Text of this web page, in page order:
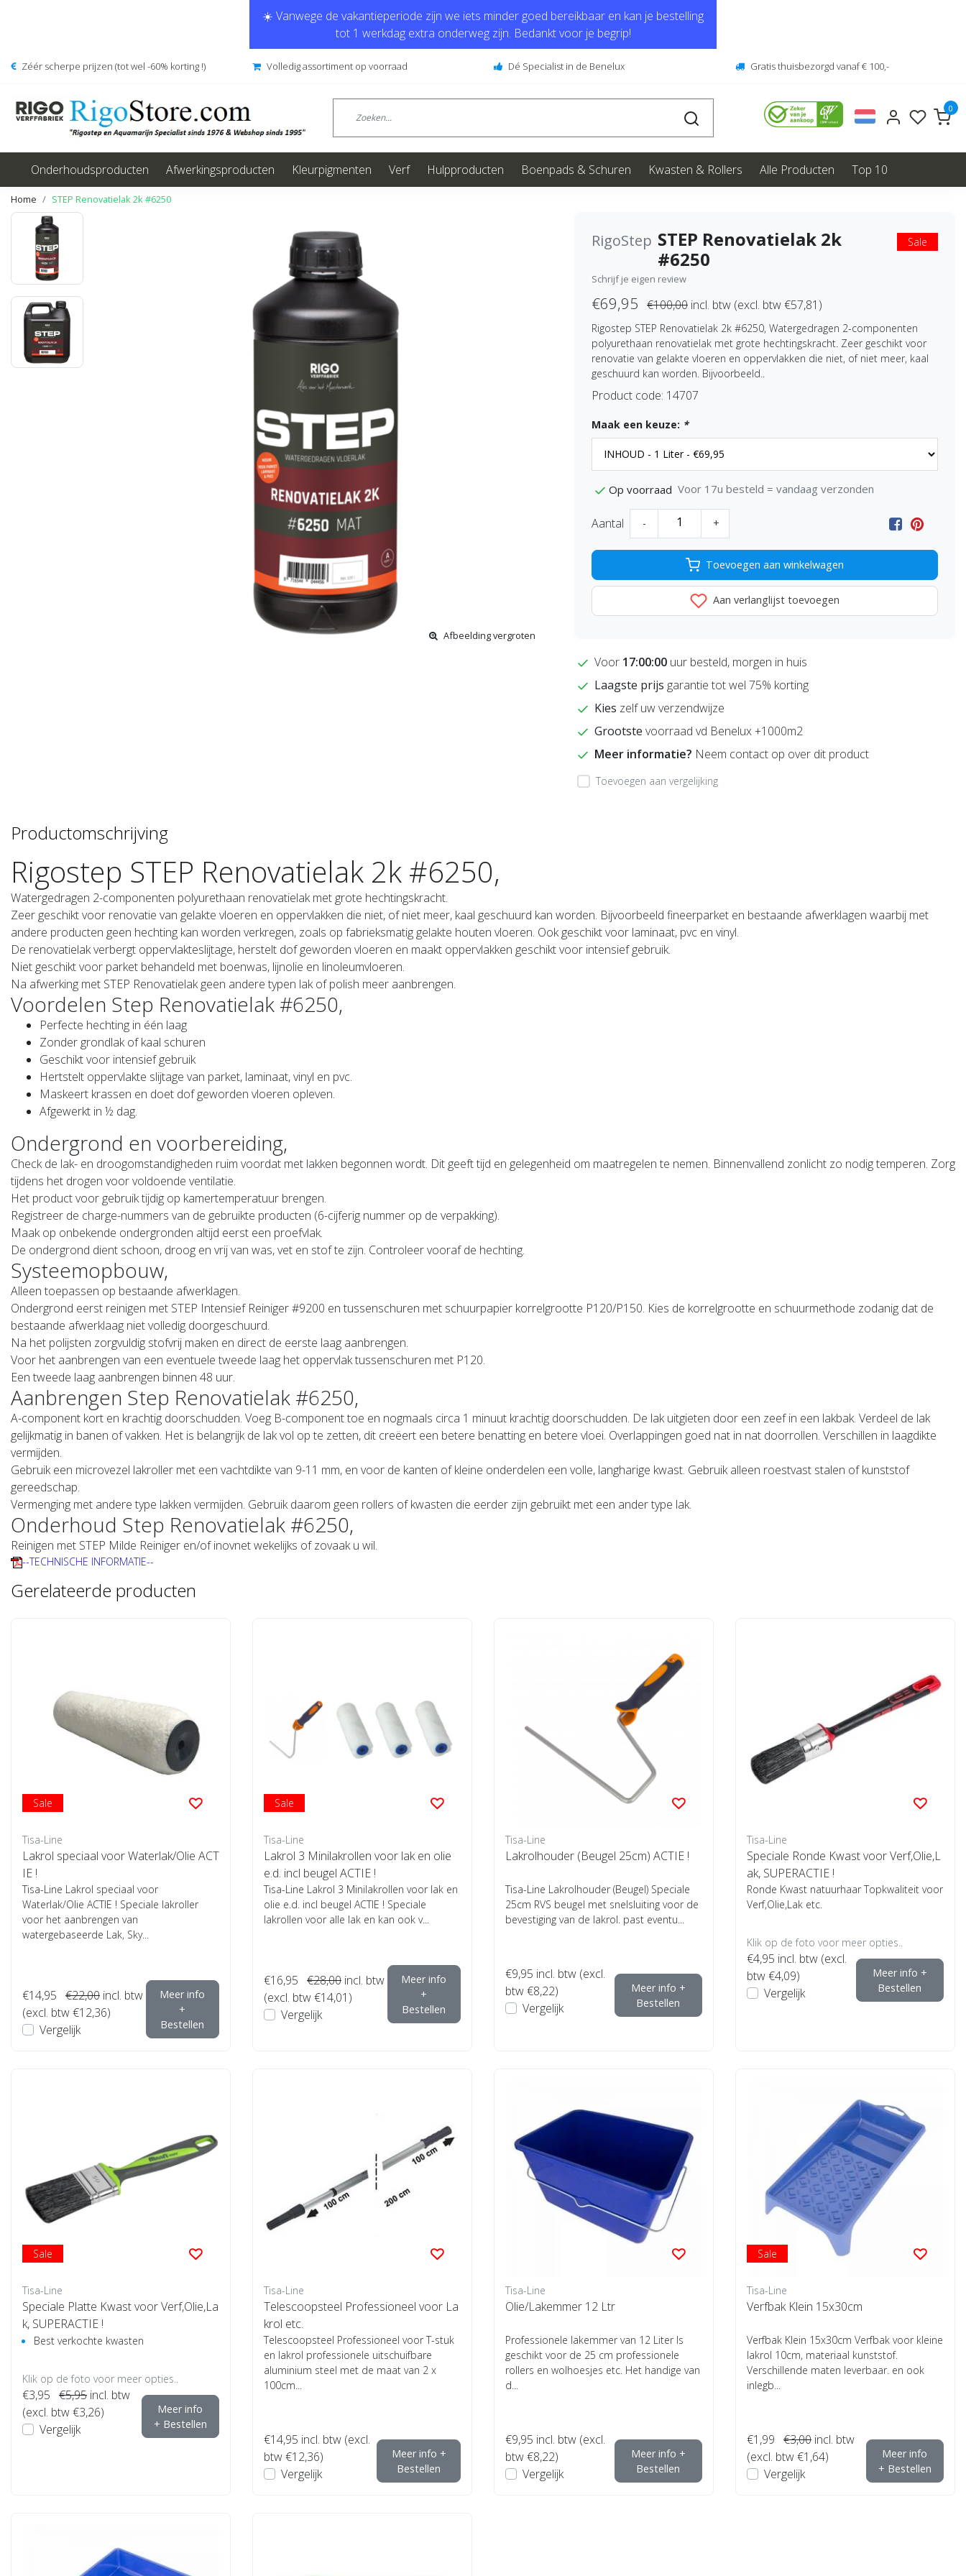
☀️ Vanwege de vakantieperiode zijn we iets minder goed bereikbaar en kan je bestelling
tot 1 werkdag extra onderweg zijn. Bedankt voor je begrip!
Zéér scherpe prijzen (tot wel -60% korting !) Volledig assortiment op voorraad Dé Specialist in de Benelux Gratis thuisbezorgd vanaf € 100,-
0
Onderhoudsproducten Afwerkingsproducten Kleurpigmenten Verf Hulpproducten Boenpads & Schuren Kwasten & Rollers Alle Producten Top 10
Home STEP Renovatielak 2k #6250
Afbeelding vergroten
RigoStep STEP Renovatielak 2k
#6250
Sale
Schrijf je eigen review
€69,95 €100,00 incl. btw (excl. btw €57,81)
Rigostep STEP Renovatielak 2k #6250, Watergedragen 2-componenten
polyurethaan renovatielak met grote hechtingskracht. Zeer geschikt voor
renovatie van gelakte vloeren en oppervlakken die niet, of niet meer, kaal
geschuurd kan worden. Bijvoorbeeld..
Product code: 14707
Maak een keuze: *
Op voorraad Voor 17u besteld = vandaag verzonden
Aantal - +
Toevoegen aan winkelwagen
Aan verlanglijst toevoegen
Voor 17:00:00 uur besteld, morgen in huis
Laagste prijs garantie tot wel 75% korting
Kies zelf uw verzendwijze
Grootste voorraad vd Benelux +1000m2
Meer informatie? Neem contact op over dit product
Toevoegen aan vergelijking
Productomschrijving
Rigostep STEP Renovatielak 2k #6250,
Watergedragen 2-componenten polyurethaan renovatielak met grote hechtingskracht.
Zeer geschikt voor renovatie van gelakte vloeren en oppervlakken die niet, of niet meer, kaal geschuurd kan worden. Bijvoorbeeld fineerparket en bestaande afwerklagen waarbij met
andere producten geen hechting kan worden verkregen, zoals op fabrieksmatig gelakte houten vloeren. Ook geschikt voor laminaat, pvc en vinyl.
De renovatielak verbergt oppervlakteslijtage, herstelt dof geworden vloeren en maakt oppervlakken geschikt voor intensief gebruik.
Niet geschikt voor parket behandeld met boenwas, lijnolie en linoleumvloeren.
Na afwerking met STEP Renovatielak geen andere typen lak of polish meer aanbrengen.
Voordelen Step Renovatielak #6250,
Perfecte hechting in één laag
Zonder grondlak of kaal schuren
Geschikt voor intensief gebruik
Hertstelt oppervlakte slijtage van parket, laminaat, vinyl en pvc.
Maskeert krassen en doet dof geworden vloeren opleven.
Afgewerkt in ½ dag.
Ondergrond en voorbereiding,
Check de lak- en droogomstandigheden ruim voordat met lakken begonnen wordt. Dit geeft tijd en gelegenheid om maatregelen te nemen. Binnenvallend zonlicht zo nodig temperen. Zorg
tijdens het drogen voor voldoende ventilatie.
Het product voor gebruik tijdig op kamertemperatuur brengen.
Registreer de charge-nummers van de gebruikte producten (6-cijferig nummer op de verpakking).
Maak op onbekende ondergronden altijd eerst een proefvlak.
De ondergrond dient schoon, droog en vrij van was, vet en stof te zijn. Controleer vooraf de hechting.
Systeemopbouw,
Alleen toepassen op bestaande afwerklagen.
Ondergrond eerst reinigen met STEP Intensief Reiniger #9200 en tussenschuren met schuurpapier korrelgrootte P120/P150. Kies de korrelgrootte en schuurmethode zodanig dat de
bestaande afwerklaag niet volledig doorgeschuurd.
Na het polijsten zorgvuldig stofvrij maken en direct de eerste laag aanbrengen.
Voor het aanbrengen van een eventuele tweede laag het oppervlak tussenschuren met P120.
Een tweede laag aanbrengen binnen 48 uur.
Aanbrengen Step Renovatielak #6250,
A-component kort en krachtig doorschudden. Voeg B-component toe en nogmaals circa 1 minuut krachtig doorschudden. De lak uitgieten door een zeef in een lakbak. Verdeel de lak
gelijkmatig in banen of vakken. Het is belangrijk de lak vol op te zetten, dit creëert een betere benatting en betere vloei. Overlappingen goed nat in nat doorrollen. Verschillen in laagdikte
vermijden.
Gebruik een microvezel lakroller met een vachtdikte van 9-11 mm, en voor de kanten of kleine onderdelen een volle, langharige kwast. Gebruik alleen roestvast stalen of kunststof
gereedschap.
Vermenging met andere type lakken vermijden. Gebruik daarom geen rollers of kwasten die eerder zijn gebruikt met een ander type lak.
Onderhoud Step Renovatielak #6250,
Reinigen met STEP Milde Reiniger en/of inovnet wekelijks of zovaak u wil.
--TECHNISCHE INFORMATIE--
Gerelateerde producten
Sale
Tisa-Line
Lakrol speciaal voor Waterlak/Olie ACT
IE !
Tisa-Line Lakrol speciaal voor
Waterlak/Olie ACTIE ! Speciale lakroller
voor het aanbrengen van
watergebaseerde Lak, Sky...
€14,95 €22,00 incl. btw
(excl. btw €12,36)
Vergelijk
Meer info
+
Bestellen
Sale
Tisa-Line
Lakrol 3 Minilakrollen voor lak en olie
e.d. incl beugel ACTIE !
Tisa-Line Lakrol 3 Minilakrollen voor lak en
olie e.d. incl beugel ACTIE ! Speciale
lakrollen voor alle lak en kan ook v...
€16,95 €28,00 incl. btw
(excl. btw €14,01)
Vergelijk
Meer info
+
Bestellen
Tisa-Line
Lakrolhouder (Beugel 25cm) ACTIE !
Tisa-Line Lakrolhouder (Beugel) Speciale
25cm RVS beugel met snelsluiting voor de
bevestiging van de lakrol. past eventu...
€9,95 incl. btw (excl.
btw €8,22)
Vergelijk
Meer info +
Bestellen
Tisa-Line
Speciale Ronde Kwast voor Verf,Olie,L
ak, SUPERACTIE !
Ronde Kwast natuurhaar Topkwaliteit voor
Verf,Olie,Lak etc.
Klik op de foto voor meer opties..
€4,95 incl. btw (excl.
btw €4,09)
Vergelijk
Meer info +
Bestellen
Sale
Tisa-Line
Speciale Platte Kwast voor Verf,Olie,La
k, SUPERACTIE !
Best verkochte kwasten
Klik op de foto voor meer opties..
€3,95 €5,95 incl. btw
(excl. btw €3,26)
Vergelijk
Meer info
+ Bestellen
Tisa-Line
Telescoopsteel Professioneel voor La
krol etc.
Telescoopsteel Professioneel voor T-stuk
en lakrol professionele uitschuifbare
aluminium steel met de maat van 2 x
100cm...
€14,95 incl. btw (excl.
btw €12,36)
Vergelijk
Meer info +
Bestellen
Tisa-Line
Olie/Lakemmer 12 Ltr
Professionele lakemmer van 12 Liter Is
geschikt voor de 25 cm professionele
rollers en wolhoesjes etc. Het handige van
d...
€9,95 incl. btw (excl.
btw €8,22)
Vergelijk
Meer info +
Bestellen
Sale
Tisa-Line
Verfbak Klein 15x30cm
Verfbak Klein 15x30cm Verfbak voor kleine
lakrol 10cm, materiaal kunststof.
Verschillende maten leverbaar. en ook
inlegb...
€1,99 €3,00 incl. btw
(excl. btw €1,64)
Vergelijk
Meer info
+ Bestellen